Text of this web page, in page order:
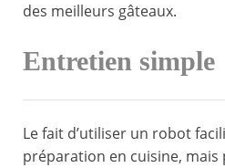
des meilleurs gâteaux.
Entretien simple
Le fait d’utiliser un robot
préparation en cuisine,